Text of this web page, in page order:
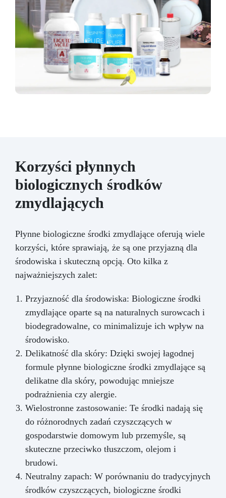
Korzyści płynnych
biologicznych środków
zmydlających
Płynne biologiczne środki zmydlające oferują wiele
korzyści, które sprawiają, że są one przyjazną dla
środowiska i skuteczną opcją. Oto kilka z
najważniejszych zalet:
Przyjazność dla środowiska: Biologiczne środki
zmydlające oparte są na naturalnych surowcach i
biodegradowalne, co minimalizuje ich wpływ na
środowisko.
Delikatność dla skóry: Dzięki swojej łagodnej
formule płynne biologiczne środki zmydlające są
delikatne dla skóry, powodując mniejsze
podrażnienia czy alergie.
Wielostronne zastosowanie: Te środki nadają się
do różnorodnych zadań czyszczących w
gospodarstwie domowym lub przemyśle, są
skuteczne przeciwko tłuszczom, olejom i
brudowi.
Neutralny zapach: W porównaniu do tradycyjnych
środków czyszczących, biologiczne środki